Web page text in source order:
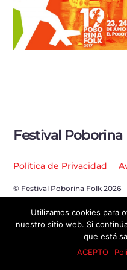
Festival Poborina
Política de Privacidad
© Festival Poborina Folk 2026
Utilizamos cookies para
nuestro sitio web. Si
que está
ACEPTO